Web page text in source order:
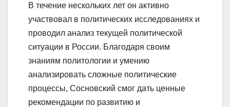
В течение нескольких лет он активно
участвовал в политических исследованиях и
проводил анализ текущей политической
ситуации в России. Благодаря своим
знаниям политологии и умению
анализировать сложные политические
процессы, Сосновский смог дать ценные
рекомендации по развитию и